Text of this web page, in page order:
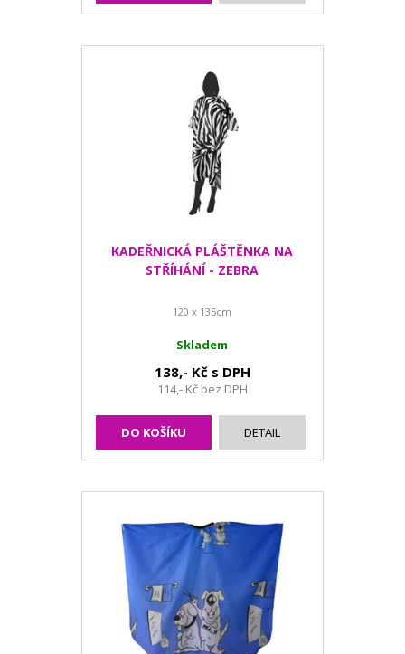
KADEŘNICKÁ PLÁŠTĚNKA NA
STŘÍHÁNÍ - ZEBRA
120 x 135cm
Skladem
138,- Kč s DPH
114,- Kč bez DPH
DO KOŠÍKU DETAIL